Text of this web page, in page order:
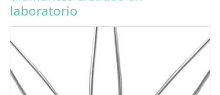
laboratorio